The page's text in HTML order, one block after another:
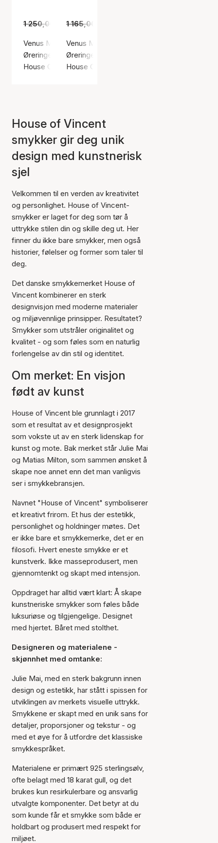
1 250,00 kr 875,00 kr
Venus Meadow Cluster Earring
Øreringer, Gullfarge / Gullbelagt sterlingsølv 925
House Of Vincent
1 165,00 kr
Venus Monument Earrings
Øreringer, Sølv farge / Sølv sterling 925
House Of Vincent
House of Vincent
smykker gir deg unik
design med kunstnerisk
sjel
Velkommen til en verden av kreativitet
og personlighet. House of Vincent-
smykker er laget for deg som tør å
uttrykke stilen din og skille deg ut. Her
finner du ikke bare smykker, men også
historier, følelser og former som taler til
deg.
Det danske smykkemerket House of
Vincent kombinerer en sterk
designvisjon med moderne materialer
og miljøvennlige prinsipper. Resultatet?
Smykker som utstråler originalitet og
kvalitet - og som føles som en naturlig
forlengelse av din stil og identitet.
Om merket: En visjon
født av kunst
House of Vincent ble grunnlagt i 2017
som et resultat av et designprosjekt
som vokste ut av en sterk lidenskap for
kunst og mote. Bak merket står Julie Mai
og Matias Milton, som sammen ønsket å
skape noe annet enn det man vanligvis
ser i smykkebransjen.
Navnet "House of Vincent" symboliserer
et kreativt frirom. Et hus der estetikk,
personlighet og holdninger møtes. Det
er ikke bare et smykkemerke, det er en
filosofi. Hvert eneste smykke er et
kunstverk. Ikke masseprodusert, men
gjennomtenkt og skapt med intensjon.
Oppdraget har alltid vært klart: Å skape
kunstneriske smykker som føles både
luksuriøse og tilgjengelige. Designet
med hjertet. Båret med stolthet.
Designeren og materialene -
skjønnhet med omtanke:
Julie Mai, med en sterk bakgrunn innen
design og estetikk, har stått i spissen for
utviklingen av merkets visuelle uttrykk.
Smykkene er skapt med en unik sans for
detaljer, proporsjoner og tekstur - og
med et øye for å utfordre det klassiske
smykkespråket.
Materialene er primært 925 sterlingsølv,
ofte belagt med 18 karat gull, og det
brukes kun resirkulerbare og ansvarlig
utvalgte komponenter. Det betyr at du
som kunde får et smykke som både er
holdbart og produsert med respekt for
miljøet.